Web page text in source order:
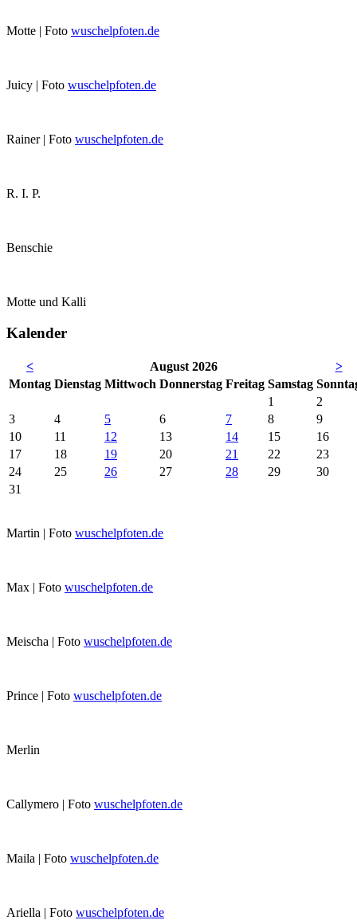
Motte | Foto wuschelpfoten.de
Juicy | Foto wuschelpfoten.de
Rainer | Foto wuschelpfoten.de
R. I. P.
Benschie
Motte und Kalli
Kalender
< August 2026
>
Montag Dienstag Mittwoch Donnerstag Freitag Samstag So
1
2
3
4 5 6 7 8
9
10
11 12 13 14 15
16
17
18 19 20 21 22
23
24
25 26 27 28 29
30
31
Martin | Foto wuschelpfoten.de
Max | Foto wuschelpfoten.de
Meischa | Foto wuschelpfoten.de
Prince | Foto wuschelpfoten.de
Merlin
Callymero | Foto wuschelpfoten.de
Maila | Foto wuschelpfoten.de
Ariella | Foto wuschelpfoten.de